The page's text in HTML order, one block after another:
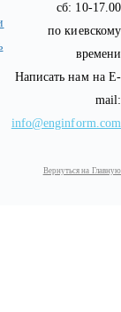
сб: 10-17.00
по киевскому
времени
Написать нам на E-
mail:
info@enginform.com
Вернуться на Главную